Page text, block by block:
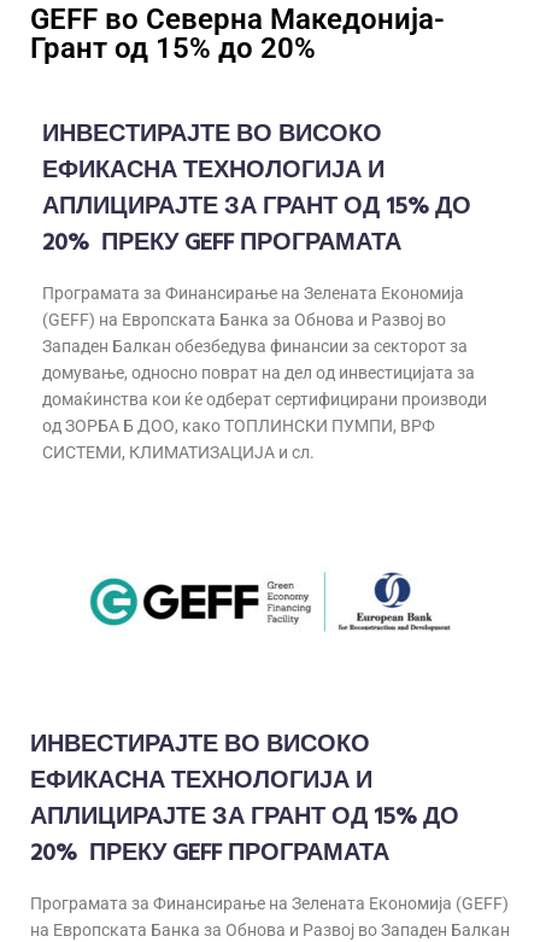
GEFF во Северна Македонија-
Грант од 15% до 20%
ИНВЕСТИРАЈТЕ ВО ВИСОКО
ЕФИКАСНА ТЕХНОЛОГИЈА И
АПЛИЦИРАЈТЕ ЗА ГРАНТОД 15% ДО
20% ПРЕКУGEFFПРОГРАМАТА
Програмaта за Финансирање на Зелената Економија
(GEFF) на Европската Банка за Обнова и Развој во
Западен Балкан обезбедува финансии за секторот за
домување, односно поврат на дел од инвестицијата за
домаќинства кои ќе одберат сертифицирани производи
од ЗОРБА Б ДОО, како ТОПЛИНСКИ ПУМПИ, ВРФ
СИСТЕМИ, КЛИМАТИЗАЦИЈА и сл.
ИНВЕСТИРАЈТЕ ВО ВИСОКО
ЕФИКАСНА ТЕХНОЛОГИЈА И
АПЛИЦИРАЈТЕ ЗА ГРАНТОД 15% ДО
20% ПРЕКУGEFFПРОГРАМАТА
Програмaта за Финансирање на Зелената Економија (GEFF)
на Европската Банка за Обнова и Развој во Западен Балкан